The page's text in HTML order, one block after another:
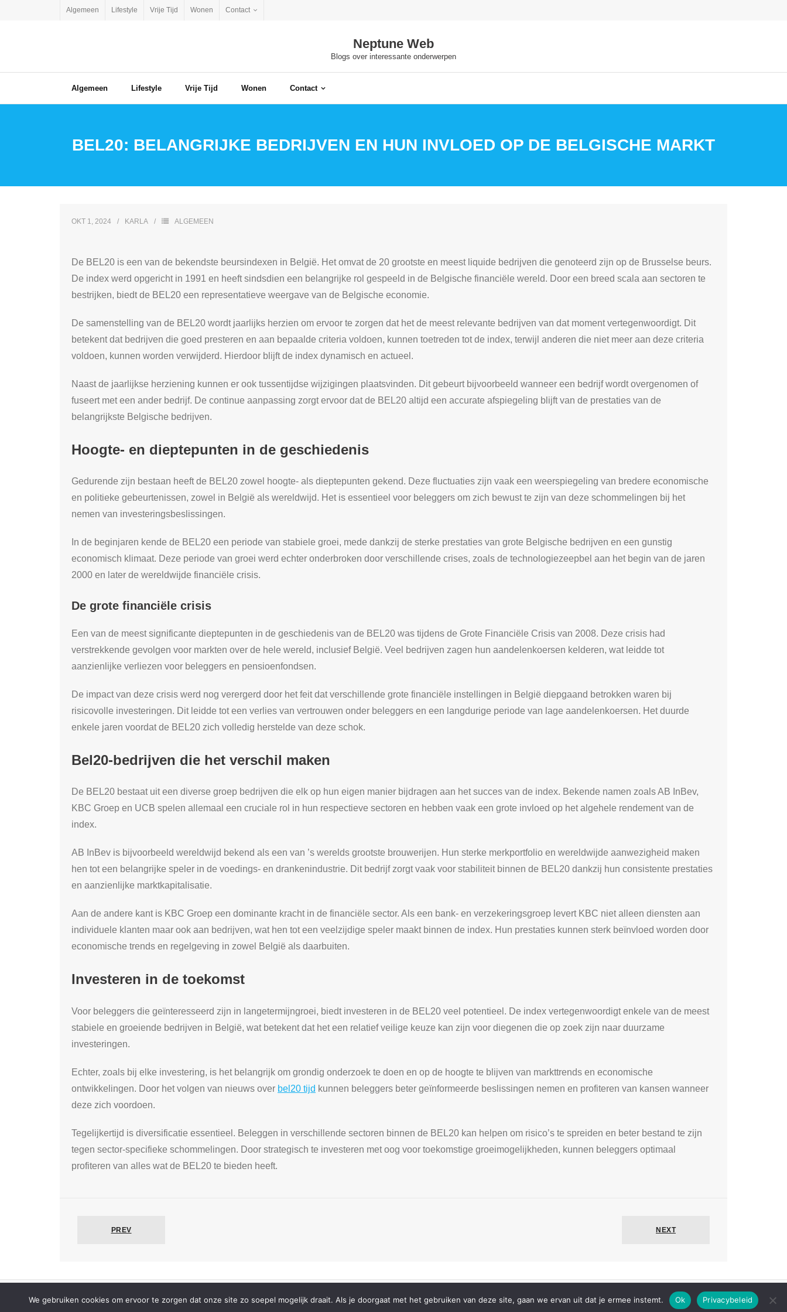
Algemeen Lifestyle Vrije Tijd Wonen Contact
Neptune Web
Blogs over interessante onderwerpen
Algemeen Lifestyle Vrije Tijd Wonen Contact
BEL20: BELANGRIJKE BEDRIJVEN EN HUN INVLOED OP DE BELGISCHE MARKT
OKT 1, 2024 KARLA ALGEMEEN
De BEL20 is een van de bekendste beursindexen in België. Het omvat de 20 grootste en meest liquide bedrijven die genoteerd zijn op de Brusselse beurs.
De index werd opgericht in 1991 en heeft sindsdien een belangrijke rol gespeeld in de Belgische financiële wereld. Door een breed scala aan sectoren te
bestrijken, biedt de BEL20 een representatieve weergave van de Belgische economie.
De samenstelling van de BEL20 wordt jaarlijks herzien om ervoor te zorgen dat het de meest relevante bedrijven van dat moment vertegenwoordigt. Dit
betekent dat bedrijven die goed presteren en aan bepaalde criteria voldoen, kunnen toetreden tot de index, terwijl anderen die niet meer aan deze criteria
voldoen, kunnen worden verwijderd. Hierdoor blijft de index dynamisch en actueel.
Naast de jaarlijkse herziening kunnen er ook tussentijdse wijzigingen plaatsvinden. Dit gebeurt bijvoorbeeld wanneer een bedrijf wordt overgenomen of
fuseert met een ander bedrijf. De continue aanpassing zorgt ervoor dat de BEL20 altijd een accurate afspiegeling blijft van de prestaties van de
belangrijkste Belgische bedrijven.
Hoogte- en dieptepunten in de geschiedenis
Gedurende zijn bestaan heeft de BEL20 zowel hoogte- als dieptepunten gekend. Deze fluctuaties zijn vaak een weerspiegeling van bredere economische
en politieke gebeurtenissen, zowel in België als wereldwijd. Het is essentieel voor beleggers om zich bewust te zijn van deze schommelingen bij het
nemen van investeringsbeslissingen.
In de beginjaren kende de BEL20 een periode van stabiele groei, mede dankzij de sterke prestaties van grote Belgische bedrijven en een gunstig
economisch klimaat. Deze periode van groei werd echter onderbroken door verschillende crises, zoals de technologiezeepbel aan het begin van de jaren
2000 en later de wereldwijde financiële crisis.
De grote financiële crisis
Een van de meest significante dieptepunten in de geschiedenis van de BEL20 was tijdens de Grote Financiële Crisis van 2008. Deze crisis had
verstrekkende gevolgen voor markten over de hele wereld, inclusief België. Veel bedrijven zagen hun aandelenkoersen kelderen, wat leidde tot
aanzienlijke verliezen voor beleggers en pensioenfondsen.
De impact van deze crisis werd nog verergerd door het feit dat verschillende grote financiële instellingen in België diepgaand betrokken waren bij
risicovolle investeringen. Dit leidde tot een verlies van vertrouwen onder beleggers en een langdurige periode van lage aandelenkoersen. Het duurde
enkele jaren voordat de BEL20 zich volledig herstelde van deze schok.
Bel20-bedrijven die het verschil maken
De BEL20 bestaat uit een diverse groep bedrijven die elk op hun eigen manier bijdragen aan het succes van de index. Bekende namen zoals AB InBev,
KBC Groep en UCB spelen allemaal een cruciale rol in hun respectieve sectoren en hebben vaak een grote invloed op het algehele rendement van de
index.
AB InBev is bijvoorbeeld wereldwijd bekend als een van ’s werelds grootste brouwerijen. Hun sterke merkportfolio en wereldwijde aanwezigheid maken
hen tot een belangrijke speler in de voedings- en drankenindustrie. Dit bedrijf zorgt vaak voor stabiliteit binnen de BEL20 dankzij hun consistente prestaties
en aanzienlijke marktkapitalisatie.
Aan de andere kant is KBC Groep een dominante kracht in de financiële sector. Als een bank- en verzekeringsgroep levert KBC niet alleen diensten aan
individuele klanten maar ook aan bedrijven, wat hen tot een veelzijdige speler maakt binnen de index. Hun prestaties kunnen sterk beïnvloed worden door
economische trends en regelgeving in zowel België als daarbuiten.
Investeren in de toekomst
Voor beleggers die geïnteresseerd zijn in langetermijngroei, biedt investeren in de BEL20 veel potentieel. De index vertegenwoordigt enkele van de meest
stabiele en groeiende bedrijven in België, wat betekent dat het een relatief veilige keuze kan zijn voor diegenen die op zoek zijn naar duurzame
investeringen.
Echter, zoals bij elke investering, is het belangrijk om grondig onderzoek te doen en op de hoogte te blijven van markttrends en economische
ontwikkelingen. Door het volgen van nieuws over bel20 tijd kunnen beleggers beter geïnformeerde beslissingen nemen en profiteren van kansen wanneer
deze zich voordoen.
Tegelijkertijd is diversificatie essentieel. Beleggen in verschillende sectoren binnen de BEL20 kan helpen om risico’s te spreiden en beter bestand te zijn
tegen sector-specifieke schommelingen. Door strategisch te investeren met oog voor toekomstige groeimogelijkheden, kunnen beleggers optimaal
profiteren van alles wat de BEL20 te bieden heeft.
PREV NEXT
Developed byShuttle Themes. Powered by WordPress.
We gebruiken cookies om ervoor te zorgen dat onze site zo soepel mogelijk draait. Als je doorgaat met het gebruiken van deze site, gaan we ervan uit dat je ermee instemt. Ok Privacybeleid